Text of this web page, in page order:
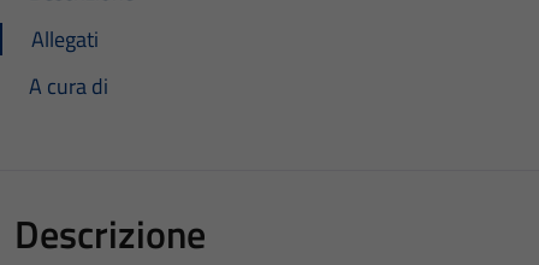
Allegati
A cura di
Descrizione